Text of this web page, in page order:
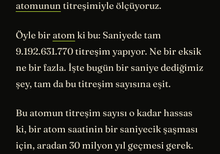
atomunun titreşimiyle ölçüyoruz.
Öyle bir atom ki bu: Saniyede tam
9.192.631.770 titreşim yapıyor. Ne bir eksik
ne bir fazla. İşte bugün bir saniye dediğimiz
şey, tam da bu titreşim sayısına eşit.
Bu atomun titreşim sayısı o kadar hassas
ki, bir atom saatinin bir saniyecik şaşması
için, aradan 30 milyon yıl geçmesi gerek.